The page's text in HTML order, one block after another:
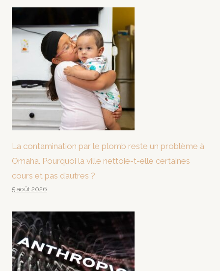
La contamination par le plomb reste un problème à
Omaha. Pourquoi la ville nettoie-t-elle certaines
cours et pas d’autres ?
5 août 2026